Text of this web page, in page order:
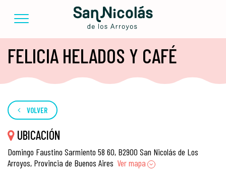
FELICIA HELADOS Y CAFÉ
VOLVER
UBICACIÓN
Domingo Faustino Sarmiento 58 60, B2900 San Nicolás de Los
Arroyos, Provincia de Buenos Aires Ver mapa